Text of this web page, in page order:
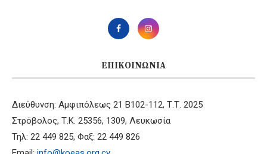
ΕΠΙΚΟΙΝΩΝΊΑ
Διεύθυνση: Αμφιπόλεως 21 B102-112, Τ.Τ. 2025
Στρόβολος, Τ.Κ. 25356, 1309, Λευκωσία
Τηλ: 22 449 825, Φαξ: 22 449 826